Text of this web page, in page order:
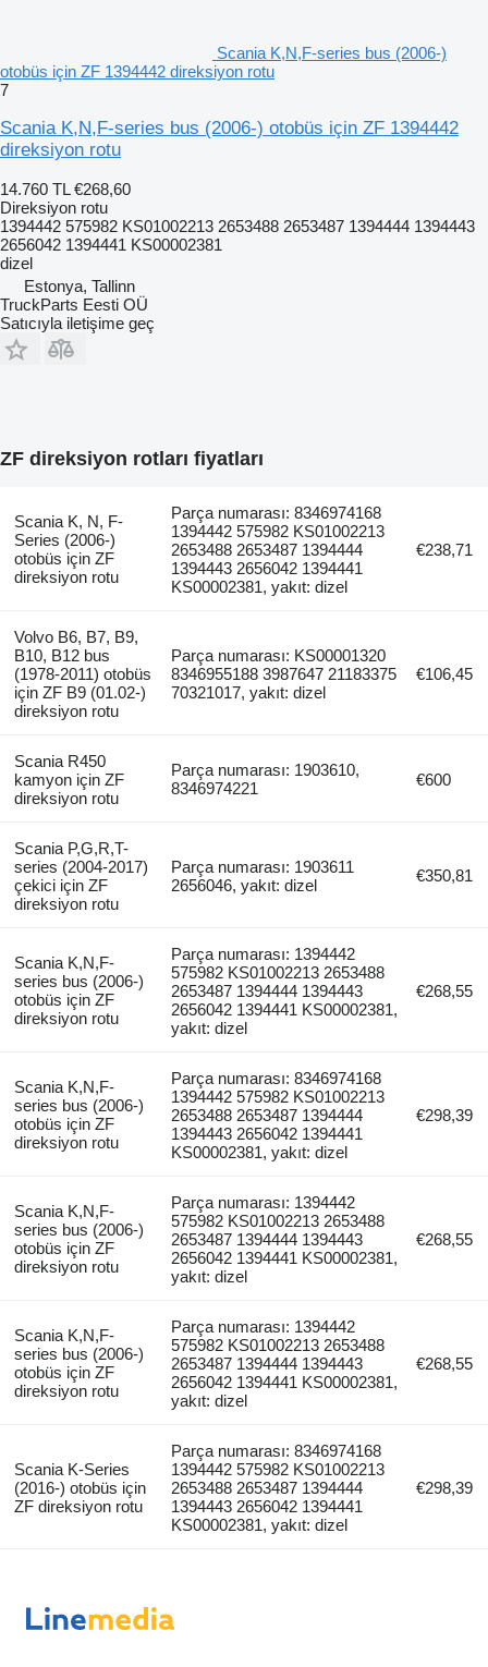
Scania K,N,F-series bus (2006-)
otobüs için ZF 1394442 direksiyon rotu
7
Scania K,N,F-series bus (2006-) otobüs için ZF 1394442
direksiyon rotu
14.760 TL €268,60
Direksiyon rotu
1394442 575982 KS01002213 2653488 2653487 1394444 1394443
2656042 1394441 KS00002381
dizel
Estonya, Tallinn
TruckParts Eesti OÜ
Satıcıyla iletişime geç
ZF direksiyon rotları fiyatları
Scania K, N, F-
Series (2006-)
otobüs için ZF
direksiyon rotu
Parça numarası: 8346974168
1394442 575982 KS01002213
2653488 2653487 1394444
1394443 2656042 1394441
KS00002381, yakıt: dizel
€238,71
Volvo B6, B7, B9,
B10, B12 bus
(1978-2011) otobüs
için ZF B9 (01.02-)
direksiyon rotu
Parça numarası: KS00001320
8346955188 3987647 21183375
70321017, yakıt: dizel
€106,45
Scania R450
kamyon için ZF
direksiyon rotu
Parça numarası: 1903610,
8346974221
€600
Scania P,G,R,T-
series (2004-2017)
çekici için ZF
direksiyon rotu
Parça numarası: 1903611
2656046, yakıt: dizel
€350,81
Scania K,N,F-
series bus (2006-)
otobüs için ZF
direksiyon rotu
Parça numarası: 1394442
575982 KS01002213 2653488
2653487 1394444 1394443
2656042 1394441 KS00002381,
yakıt: dizel
€268,55
Scania K,N,F-
series bus (2006-)
otobüs için ZF
direksiyon rotu
Parça numarası: 8346974168
1394442 575982 KS01002213
2653488 2653487 1394444
1394443 2656042 1394441
KS00002381, yakıt: dizel
€298,39
Scania K,N,F-
series bus (2006-)
otobüs için ZF
direksiyon rotu
Parça numarası: 1394442
575982 KS01002213 2653488
2653487 1394444 1394443
2656042 1394441 KS00002381,
yakıt: dizel
€268,55
Scania K,N,F-
series bus (2006-)
otobüs için ZF
direksiyon rotu
Parça numarası: 1394442
575982 KS01002213 2653488
2653487 1394444 1394443
2656042 1394441 KS00002381,
yakıt: dizel
€268,55
Scania K-Series
(2016-) otobüs için
ZF direksiyon rotu
Parça numarası: 8346974168
1394442 575982 KS01002213
2653488 2653487 1394444
1394443 2656042 1394441
KS00002381, yakıt: dizel
€298,39